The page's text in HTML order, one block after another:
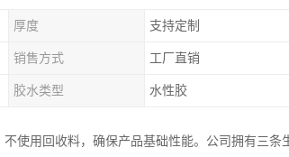
厚度 支持定制
销售方式 工厂直销
胶水类型 水性胶
使用回收料，确保产品基础性能。公司拥有三条